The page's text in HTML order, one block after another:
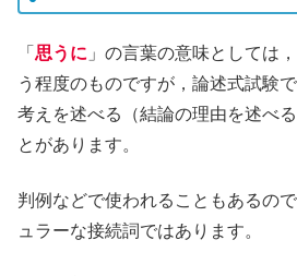
「 思うに 」の言葉の意味としては
う程度のものですが，論述式試験
考えを述べる（結論の理由を述べ
とがあります。
判例などで使われることもあるの
ュラーな接続詞ではあります。